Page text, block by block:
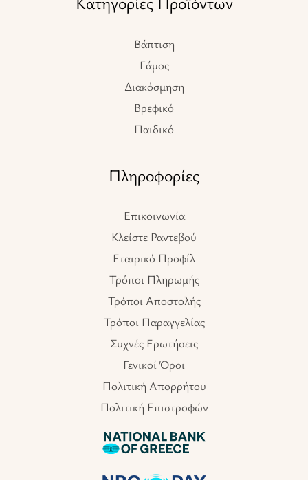
Βάπτιση
Γάμος
Διακόσμηση
Βρεφικό
Παιδικό
Πληροφορίες
Επικοινωνία
Κλείστε Ραντεβού
Εταιρικό Προφίλ
Τρόποι Πληρωμής
Τρόποι Αποστολής
Τρόποι Παραγγελίας
Συχνές Ερωτήσεις
Γενικοί Όροι
Πολιτική Απορρήτου
Πολιτική Επιστροφών